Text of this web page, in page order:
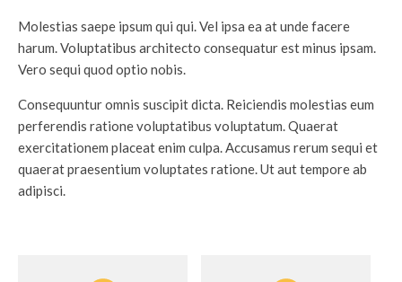
Molestias saepe ipsum qui qui. Vel ipsa ea at unde facere
harum. Voluptatibus architecto consequatur est minus ipsam.
Vero sequi quod optio nobis.
Consequuntur omnis suscipit dicta. Reiciendis molestias eum
perferendis ratione voluptatibus voluptatum. Quaerat
exercitationem placeat enim culpa. Accusamus rerum sequi et
quaerat praesentium voluptates ratione. Ut aut tempore ab
adipisci.